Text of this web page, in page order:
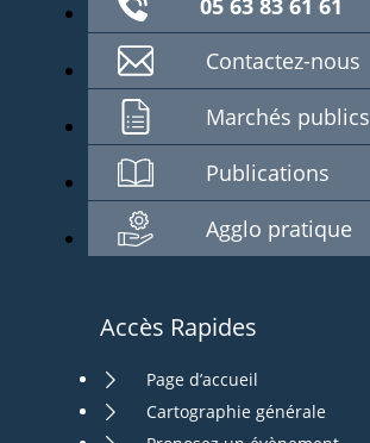
05 63 83 61 61
Contactez-nous
Marchés publics
Publications
Agglo pratique
Accès Rapides
Page d’accueil
Cartographie générale